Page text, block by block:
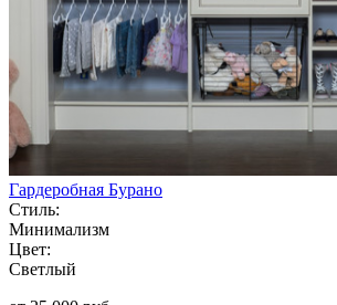
Гардеробная Бурано
Стиль:
Минимализм
Цвет:
Светлый